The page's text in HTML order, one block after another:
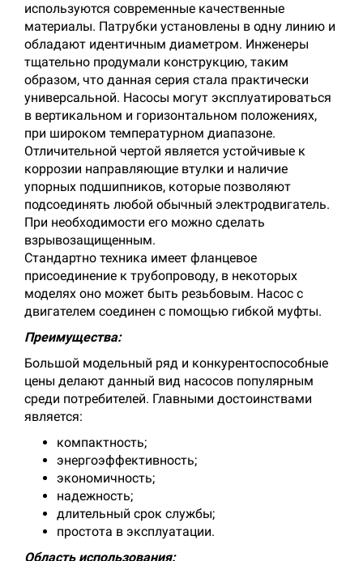
используются современные качественные
материалы. Патрубки установлены в одну линию и
обладают идентичным диаметром. Инженеры
тщательно продумали конструкцию, таким
образом, что данная серия стала практически
универсальной. Насосы могут эксплуатироваться
в вертикальном и горизонтальном положениях,
при широком температурном диапазоне.
Отличительной чертой является устойчивые к
коррозии направляющие втулки и наличие
упорных подшипников, которые позволяют
подсоединять любой обычный электродвигатель.
При необходимости его можно сделать
взрывозащищенным.
Стандартно техника имеет фланцевое
присоединение к трубопроводу, в некоторых
моделях оно может быть резьбовым. Насос с
двигателем соединен с помощью гибкой муфты.
Преимущества:
Большой модельный ряд и конкурентоспособные
цены делают данный вид насосов популярным
среди потребителей. Главными достоинствами
является:
компактность;
энергоэффективность;
экономичность;
надежность;
длительный срок службы;
простота в эксплуатации.
Область использования: